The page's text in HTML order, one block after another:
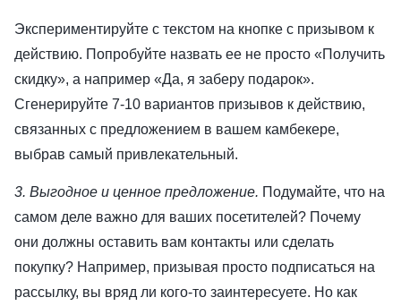
Экспериментируйте с текстом на кнопке с призывом к
действию. Попробуйте назвать ее не просто «Получить
скидку», а например «Да, я заберу подарок».
Сгенерируйте 7-10 вариантов призывов к действию,
связанных с предложением в вашем камбекере,
выбрав самый привлекательный.
3. Выгодное и ценное предложение. Подумайте, что на
самом деле важно для ваших посетителей? Почему
они должны оставить вам контакты или сделать
покупку? Например, призывая просто подписаться на
рассылку, вы вряд ли кого-то заинтересуете. Но как